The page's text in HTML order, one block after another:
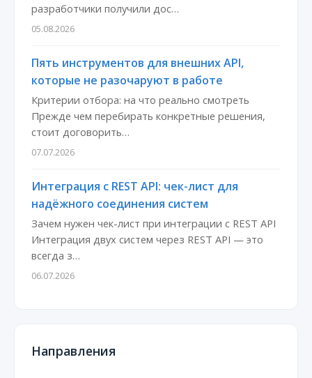
разработчики получили дос…
05.08.2026
Пять инструментов для внешних API,
которые не разочаруют в работе
Критерии отбора: на что реально смотреть
Прежде чем перебирать конкретные решения,
стоит договорить…
07.07.2026
Интеграция с REST API: чек-лист для
надёжного соединения систем
Зачем нужен чек-лист при интеграции с REST API
Интеграция двух систем через REST API — это
всегда з…
06.07.2026
Направления